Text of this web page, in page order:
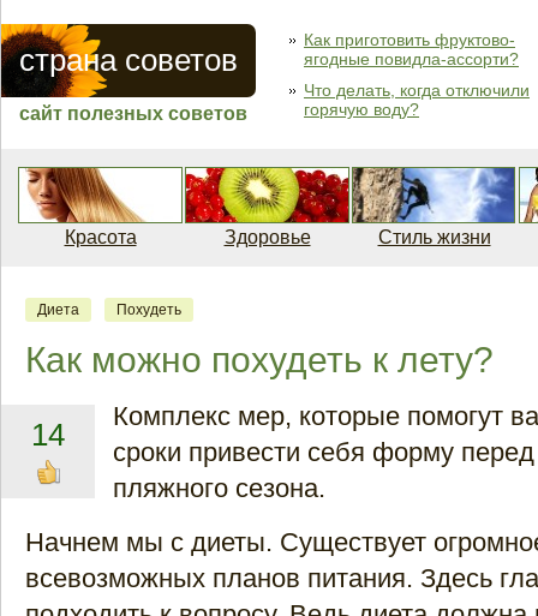
страна советов
сайт полезных советов
Как приготовить фруктово-
ягодные повидла-ассорти?
Что делать, когда отключили
горячую воду?
Красота Здоровье Стиль жизни
Диета Похудеть
Как можно похудеть к лету?
14
Комплекс мер, которые помогут
сроки привести себя форму
пляжного сезона.
Начнем мы с диеты. Существует
всевозможных планов питания. Здесь